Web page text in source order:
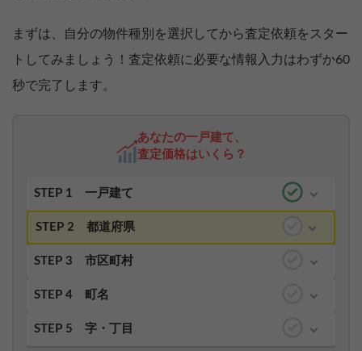
まずは、自分の物件種別を選択してから査定依頼をスター
トしてみましょう！査定依頼に必要な情報入力はわずか60
秒で完了します。
あなたの一戸建て、
査定価格はいくら？
STEP 1 一戸建て
STEP 2 都道府県
STEP 3 市区町村
STEP 4 町名
STEP 5 字・丁目